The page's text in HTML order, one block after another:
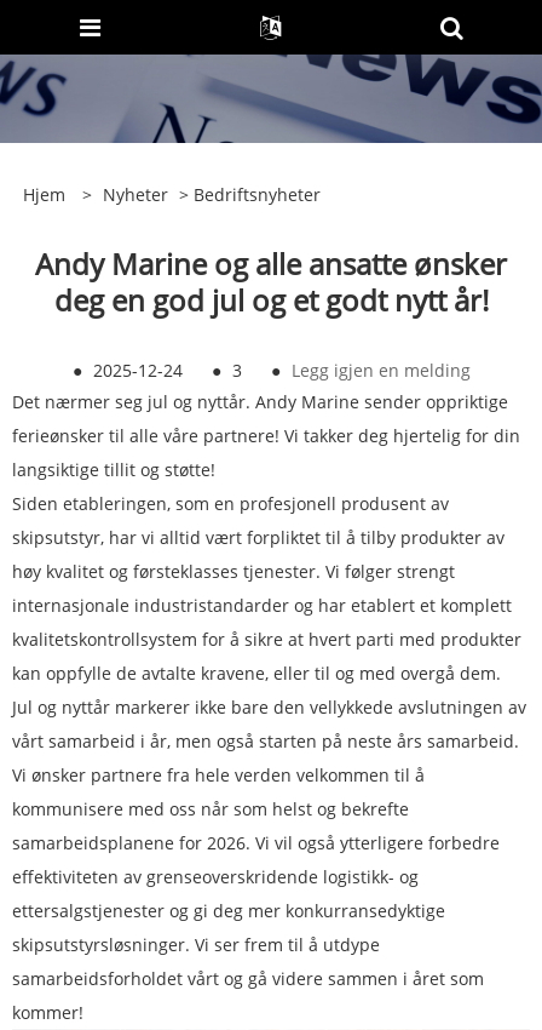
Hjem > Nyheter > Bedriftsnyheter
Andy Marine og alle ansatte ønsker
deg en god jul og et godt nytt år!
● 2025-12-24 ● 3 ● Legg igjen en melding
Det nærmer seg jul og nyttår. Andy Marine sender oppriktige
ferieønsker til alle våre partnere! Vi takker deg hjertelig for din
langsiktige tillit og støtte!
Siden etableringen, som en profesjonell produsent av
skipsutstyr, har vi alltid vært forpliktet til å tilby produkter av
høy kvalitet og førsteklasses tjenester. Vi følger strengt
internasjonale industristandarder og har etablert et komplett
kvalitetskontrollsystem for å sikre at hvert parti med produkter
kan oppfylle de avtalte kravene, eller til og med overgå dem.
Jul og nyttår markerer ikke bare den vellykkede avslutningen av
vårt samarbeid i år, men også starten på neste års samarbeid.
Vi ønsker partnere fra hele verden velkommen til å
kommunisere med oss ​​når som helst og bekrefte
samarbeidsplanene for 2026. Vi vil også ytterligere forbedre
effektiviteten av grenseoverskridende logistikk- og
ettersalgstjenester og gi deg mer konkurransedyktige
skipsutstyrsløsninger. Vi ser frem til å utdype
samarbeidsforholdet vårt og gå videre sammen i året som
kommer!